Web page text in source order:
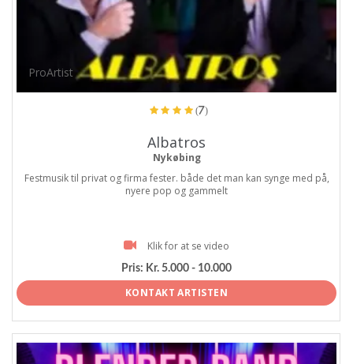
ProArtist
(7)
Albatros
Nykøbing
Festmusik til privat og firma fester. både det man kan synge med på,
nyere pop og gammelt
Klik for at se video
Pris: Kr. 5.000 - 10.000
KONTAKT ARTISTEN